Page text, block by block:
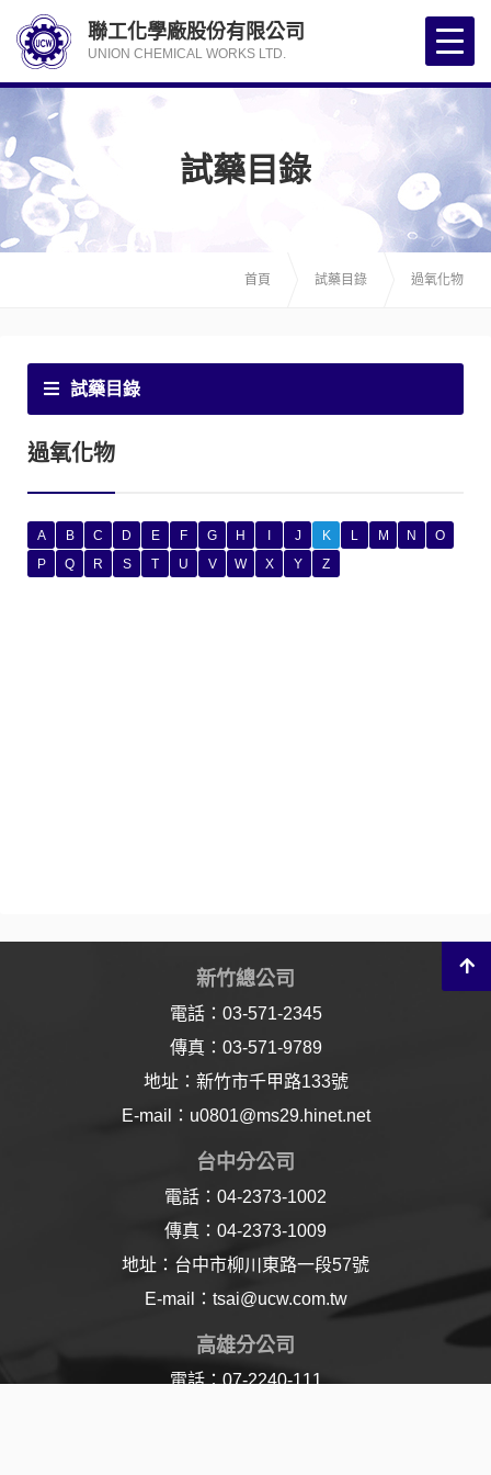
試藥目錄
首頁 試藥目錄 過氧化物
試藥目錄
過氧化物
A B C D E F G H J K L M N
O
P
Q R S T U V W X Y Z
新竹總公司
電話：03-571-2345
傳真：03-571-9789
地址：新竹市千甲路133號
E-mail：u0801@ms29.hinet.net
台中分公司
電話：04-2373-1002
傳真：04-2373-1009
地址：台中市柳川東路一段57號
E-mail：tsai@ucw.com.tw
高雄分公司
電話：07-2240-111
聯工化學廠股份有限公司
UNION CHEMICAL WORKS LTD.